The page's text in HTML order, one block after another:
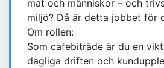
mat och människor – och
miljö? Då är detta jobbet för
Om rollen:
Som cafebiträde är du en
dagliga driften och